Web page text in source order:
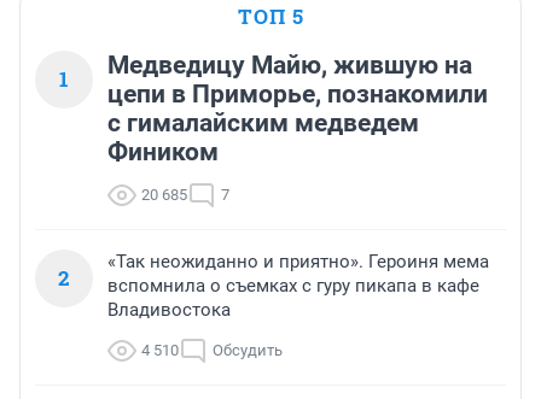
ТОП 5
1
Медведицу Майю, жившую на
цепи в Приморье, познакомили
с гималайским медведем
Фиником
20 685 7
2
«Так неожиданно и приятно». Героиня мема
вспомнила о съемках с гуру пикапа в кафе
Владивостока
4 510 Обсудить